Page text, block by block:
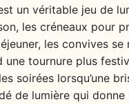
un véritable jeu de
les créneaux pour
les convives
une tournure plus
soirées lorsqu’une
de lumière qui